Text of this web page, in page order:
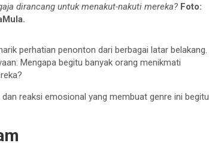
dirancang untuk menakut-nakuti mereka? Foto:
perhatian penonton dari berbagai latar belakang.
Mengapa begitu banyak orang menikmati
reaksi emosional yang membuat genre ini begitu